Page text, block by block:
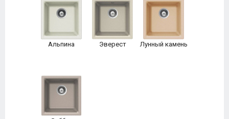
Альпина Эверест Лунный камень